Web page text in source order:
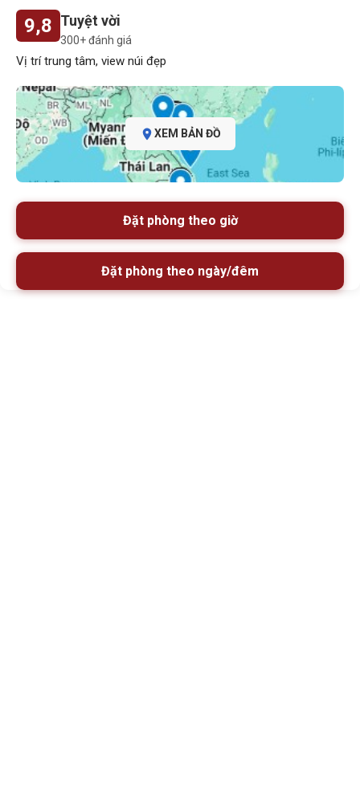
9,8 Tuyệt vời
300+ đánh giá
Vị trí trung tâm, view núi đẹp
XEM BẢN ĐỒ
Đặt phòng theo giờ
Đặt phòng theo ngày/đêm